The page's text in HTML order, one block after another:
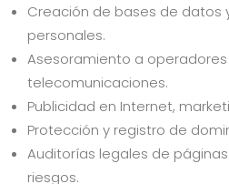
Creación de bases de datos
personales.
Asesoramiento a
telecomunicaciones.
Publicidad en Internet,
Protección y registro de
Auditorías legales de
riesgos.